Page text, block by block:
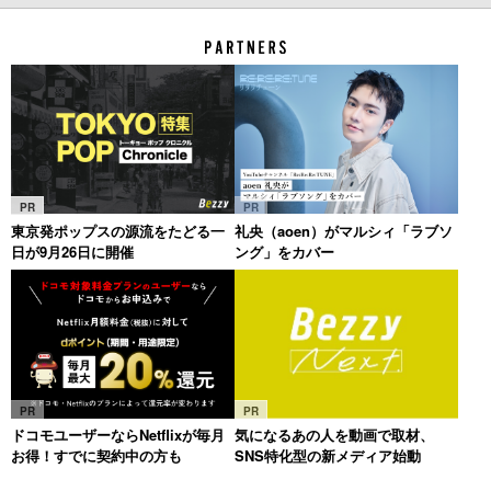
PR
東京発ポップスの源流をたどる一
日が9月26日に開催
PR
礼央（aoen）がマルシィ「ラブソ
ング」をカバー
PR
ドコモユーザーならNetflixが毎月
お得！すでに契約中の方も
PR
気になるあの人を動画で取材、
SNS特化型の新メディア始動